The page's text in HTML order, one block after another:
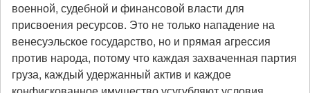
военной, судебной и финансовой власти для
присвоения ресурсов. Это не только нападение на
венесуэльское государство, но и прямая агрессия
против народа, потому что каждая захваченная партия
груза, каждый удержанный актив и каждое